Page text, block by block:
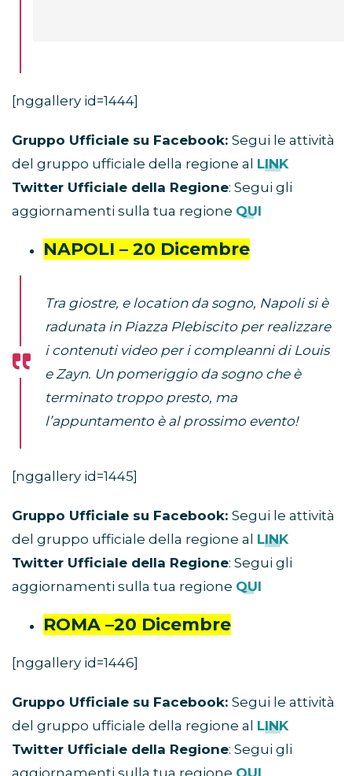
[nggallery id=1444]
Gruppo Ufficiale su Facebook: Segui le attività
del gruppo ufficiale della regione al LINK
Twitter Ufficiale della Regione: Segui gli
aggiornamenti sulla tua regione QUI
NAPOLI – 20 Dicembre
Tra giostre, e location da sogno, Napoli si è
radunata in Piazza Plebiscito per realizzare
i contenuti video per i compleanni di Louis
e Zayn. Un pomeriggio da sogno che è
terminato troppo presto, ma
l’appuntamento è al prossimo evento!
[nggallery id=1445]
Gruppo Ufficiale su Facebook: Segui le attività
del gruppo ufficiale della regione al LINK
Twitter Ufficiale della Regione: Segui gli
aggiornamenti sulla tua regione QUI
ROMA –20 Dicembre
[nggallery id=1446]
Gruppo Ufficiale su Facebook: Segui le attività
del gruppo ufficiale della regione al LINK
Twitter Ufficiale della Regione: Segui gli
aggiornamenti sulla tua regione QUI